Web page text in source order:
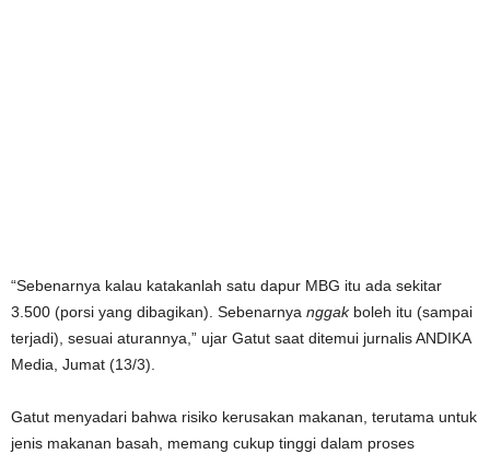
“Sebenarnya kalau katakanlah satu dapur MBG itu ada sekitar
3.500 (porsi yang dibagikan). Sebenarnya nggakboleh itu (sampai
terjadi), sesuai aturannya,” ujar Gatut saat ditemui jurnalis ANDIKA
Media, Jumat (13/3).
Gatut menyadari bahwa risiko kerusakan makanan, terutama untuk
jenis makanan basah, memang cukup tinggi dalam proses